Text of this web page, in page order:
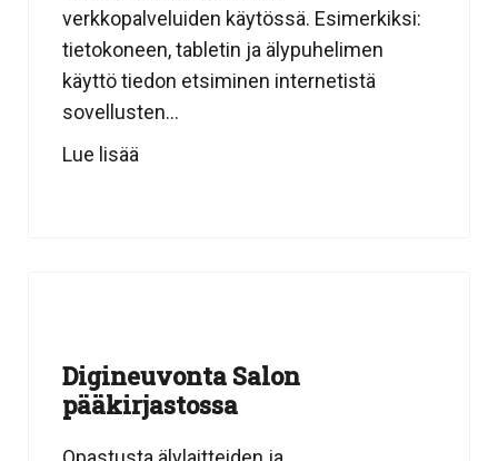
verkkopalveluiden käytössä. Esimerkiksi:
tietokoneen, tabletin ja älypuhelimen
käyttö tiedon etsiminen internetistä
sovellusten...
Lue lisää
Digineuvonta Salon
pääkirjastossa